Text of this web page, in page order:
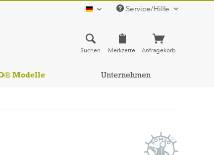
deutsch Service/Hilfe
Suchen Merkzettel Anfragekorb
Modelle Unternehmen